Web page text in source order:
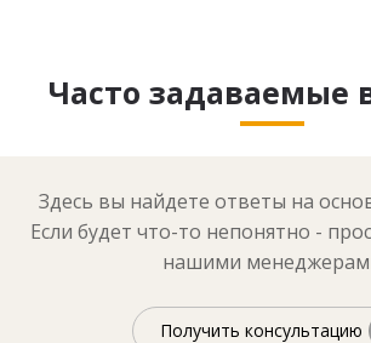
Часто задаваемые
Здесь вы найдете ответы на
Если будет что-то непонятно -
нашими
Получить консультацию